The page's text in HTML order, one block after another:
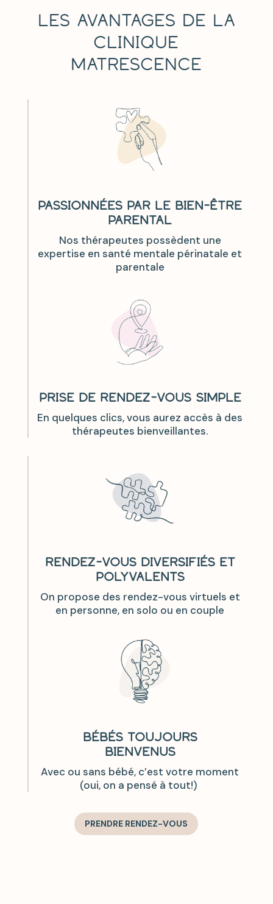
LES AVANTAGES DE LA
CLINIQUE
MATRESCENCE
PASSIONNÉES PAR LE BIEN-ÊTRE
PARENTAL
Nos thérapeutes possèdent une
expertise en santé mentale périnatale et
parentale
PRISE DE RENDEZ-VOUS SIMPLE
En quelques clics, vous aurez accès à des
thérapeutes bienveillantes.
RENDEZ-VOUS DIVERSIFIÉS ET
POLYVALENTS
On propose des rendez-vous virtuels et
en personne, en solo ou en couple
BÉBÉS TOUJOURS
BIENVENUS
Avec ou sans bébé, c’est votre moment
(oui, on a pensé à tout!)
PRENDRE RENDEZ-VOUS